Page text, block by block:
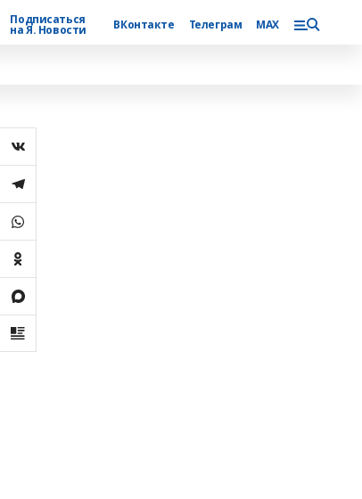
Подписаться
на Я. Новости ВКонтакте Телеграм MAX